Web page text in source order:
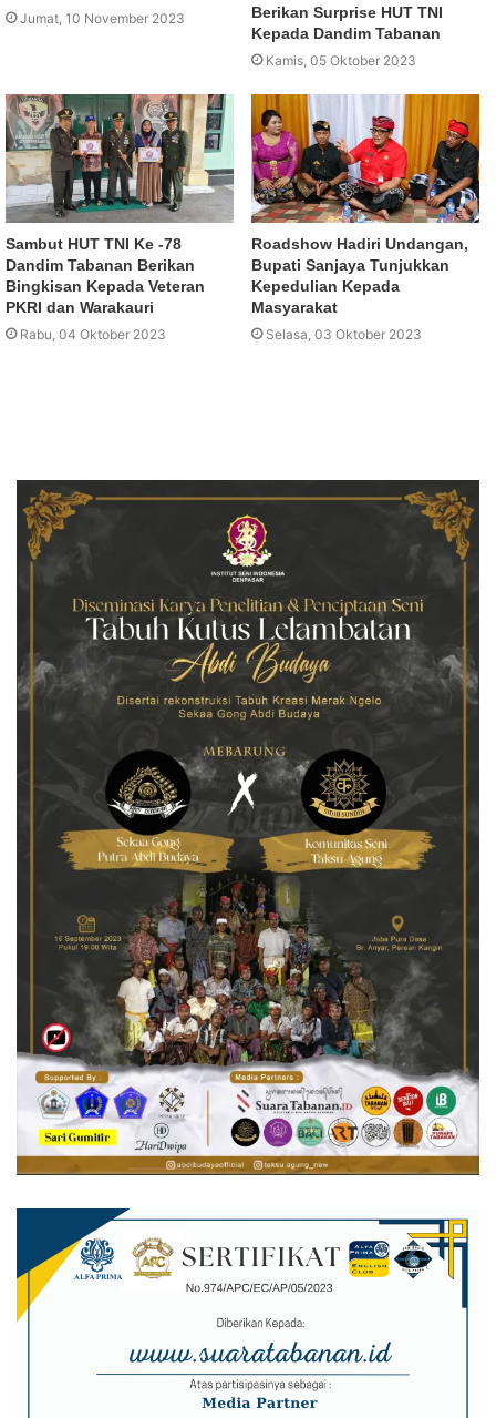
Jumat, 10 November 2023
Berikan Surprise HUT TNI
Kepada Dandim Tabanan
Kamis, 05 Oktober 2023
Sambut HUT TNI Ke -78
Dandim Tabanan Berikan
Bingkisan Kepada Veteran
PKRI dan Warakauri
Rabu, 04 Oktober 2023
Roadshow Hadiri Undangan,
Bupati Sanjaya Tunjukkan
Kepedulian Kepada
Masyarakat
Selasa, 03 Oktober 2023